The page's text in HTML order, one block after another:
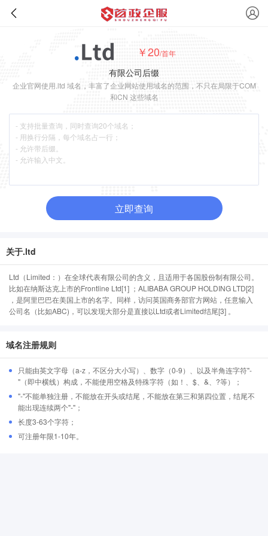
￥20/首年
有限公司后缀
企业官网使用.ltd 域名，丰富了企业网站使用域名的范围，不只在局限于COM
和CN 这些域名
立即查询
关于.ltd
Ltd（Limited：）在全球代表有限公司的含义，且适用于各国股份制有限公司。
比如在纳斯达克上市的Frontline Ltd[1] ；ALIBABA GROUP HOLDING LTD[2]
，是阿里巴巴在美国上市的名字。同样，访问英国商务部官方网站，任意输入
公司名（比如ABC)，可以发现大部分是直接以Ltd或者Limited结尾[3] 。
域名注册规则
只能由英文字母（a-z，不区分大小写）、数字（0-9）、以及半角连字符"-
"（即中横线）构成，不能使用空格及特殊字符（如！、$、&、?等）；
"-"不能单独注册，不能放在开头或结尾，不能放在第三和第四位置，结尾不
能出现连续两个"-"；
长度3-63个字符；
可注册年限1-10年。